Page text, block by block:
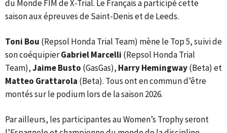
du Monde FIM de X-Trial. Le Français a participé cette
saison aux épreuves de Saint-Denis et de Leeds.
Toni Bou (Repsol Honda Trial Team) mène le Top 5, suivi de
son coéquipierGabriel Marcelli (Repsol Honda Trial
Team),Jaime Busto (GasGas), Harry Hemingway(Beta) et
Matteo Grattarola (Beta). Tous ont en commun d’être
montés sur le podium lors de la saison 2026.
Par ailleurs, les participantes au Women’s Trophy seront